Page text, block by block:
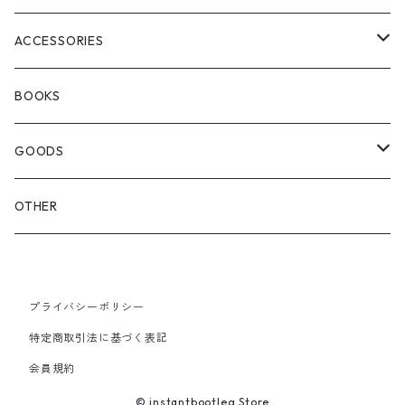
WOODBLOCK
SEDAN ALL-PURPOSE
BOOTS
BACKPACK
SHOULDER
OTHER BAGS
ACCESSORIES
EYE WEAR
CAP&HAT
GLOVES&SCARF
SHOULDER
SMALL BAG
BOOKS
GOODS
TOY
PINS& PINBACK
SOX
OTHER
プライバシーポリシー
特定商取引法に基づく表記
会員規約
© instantbootleg Store